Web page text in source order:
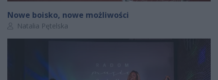
Nowe boisko, nowe możliwości
Autor artykułu:
Natalia Pętelska